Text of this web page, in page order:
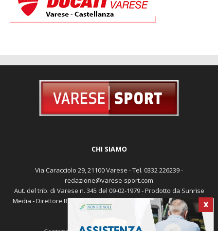
X
CHI SIAMO
Via Caracciolo 29, 21100 Varese - Tel. 0332 226239 -
redazione@varese-sport.com
Aut. del trib. di Varese n. 345 del 09-02-1979 - Prodotto da Sunrise
Media - Direttore Responsabile: Michele Marocco -Cookie policy
Pubblicità